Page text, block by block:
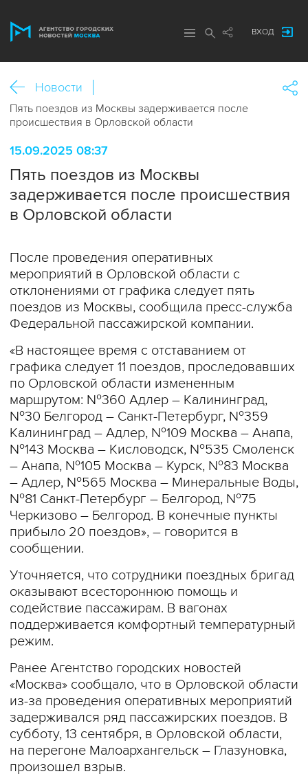
ВХОД
Новости
Пять поездов из Москвы задерживается после
происшествия в Орловской области
15.09.2025 08:37
Пять поездов из Москвы
задерживается после происшествия
в Орловской области
После проведения оперативных
мероприятий в Орловской области с
отклонениями от графика следует пять
поездов из Москвы, сообщила пресс-служба
Федеральной пассажирской компании.
«В настоящее время с отставанием от
графика следует 11 поездов, проследовавших
по Орловской области измененным
маршрутом: №360 Адлер – Калининград,
№30 Белгород – Санкт-Петербург, №359
Калининград – Адлер, №109 Москва – Анапа,
№143 Москва – Кисловодск, №535 Смоленск
– Анапа, №105 Москва – Курск, №83 Москва
– Адлер, №565 Москва – Минеральные Воды,
№81 Санкт-Петербург – Белгород, №75
Черкизово – Белгород. В конечные пункты
прибыло 20 поездов», – говорится в
сообщении.
Уточняется, что сотрудники поездных бригад
оказывают всестороннюю помощь и
содействие пассажирам. В вагонах
поддерживается комфортный температурный
режим.
Ранее Агентство городских новостей
«Москва» сообщало, что в Орловской области
из-за проведения оперативных мероприятий
задерживался ряд пассажирских поездов. В
субботу, 13 сентября, в Орловской области,
на перегоне Малоархангельск – Глазуновка,
произошел взрыв.